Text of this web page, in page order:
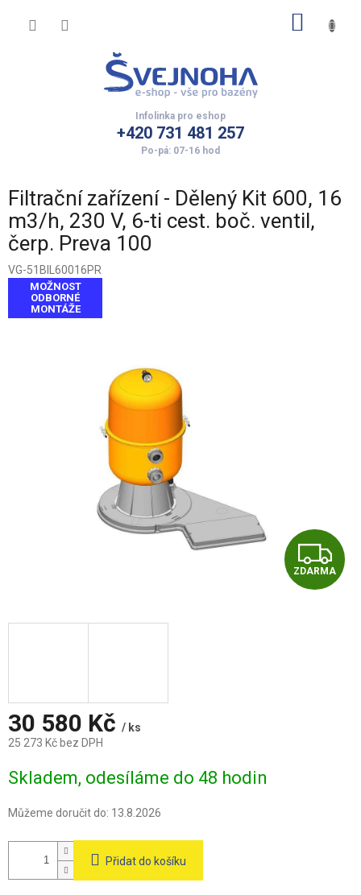
+420 731 481 257
Filtrační zařízení - Dělený Kit 600, 16
m3/h, 230 V, 6-ti cest. boč. ventil,
čerp. Preva 100
VG-51BIL60016PR
MOŽNOST
ODBORNÉ
MONTÁŽE
Z
D
ZDARMA
30 580 Kč / ks
25 273 Kč bez DPH
cena:
Skladem, odesíláme do 48 hodin
Můžeme doručit do: 13.8.2026
Přidat do košíku